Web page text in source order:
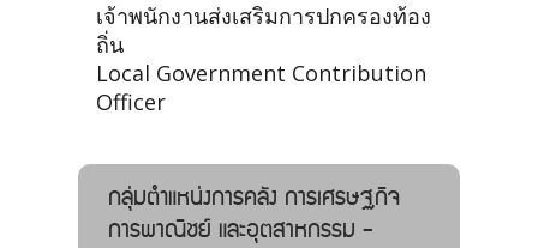
เจ้าพนักงานส่งเสริมการปกครองท้อง
ถิ่น
Local Government Contribution
Officer
กลุ่มตำแหน่งการคลัง การเศรษฐกิจ
การพาณิชย์ และอุตสาหกรรม -